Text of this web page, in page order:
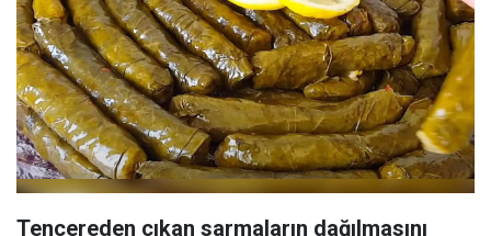
Tencereden çıkan sarmaların dağılmasını